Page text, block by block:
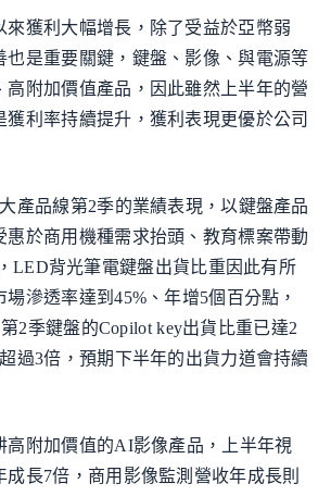
來獲利大幅增長，除了受益於亞幣弱
也是重要關鍵，鍵盤、影像、與電源等
高附加價值產品，因此雖然上半年的營
獲利率持續提升，獲利表現更優於公司
產品線第2季的業績表現，以鍵盤產品
惠於商用機種需求抬頭、教育標案帶動
LED背光筆電鍵盤出貨比重因此有所
滲透率達到45%、年增5個百分點，
2季鍵盤的Copilot key出貨比重已達2
過3倍，預期下半年的出貨力道會持續
高附加價值的AI影像產品，上半年視
長7倍，商用影像監測營收年成長則